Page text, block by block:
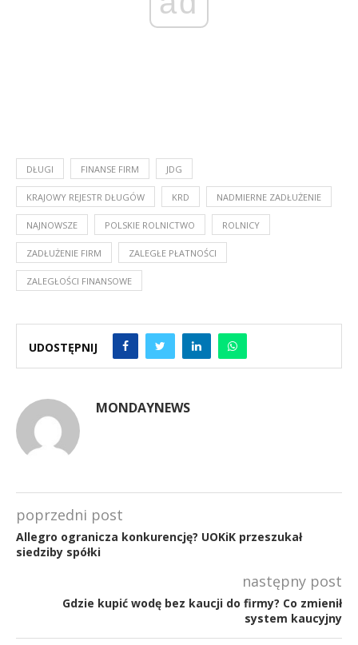
DŁUGI FINANSE FIRM JDG
KRAJOWY REJESTR DŁUGÓW KRD NADMIERNE ZADŁUŻENIE
NAJNOWSZE POLSKIE ROLNICTWO ROLNICY
ZADŁUŻENIE FIRM ZALEGŁE PŁATNOŚCI
ZALEGŁOŚCI FINANSOWE
UDOSTĘPNIJ
MONDAYNEWS
poprzedni post
Allegro ogranicza konkurencję? UOKiK przeszukał
siedziby spółki
następny post
Gdzie kupić wodę bez kaucji do firmy? Co zmienił
system kaucyjny